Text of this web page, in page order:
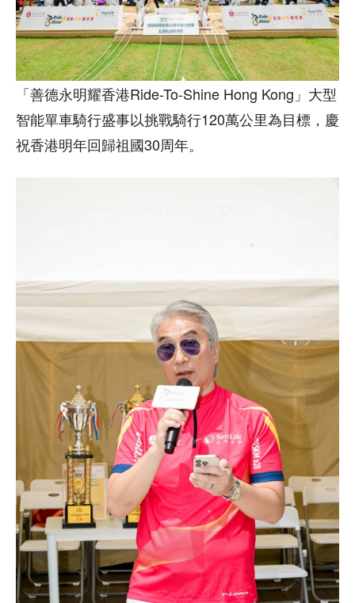
「善德永明耀香港Ride-To-Shine Hong Kong」大型
智能單車騎行盛事以挑戰騎行120萬公里為目標，慶
祝香港明年回歸祖國30周年。